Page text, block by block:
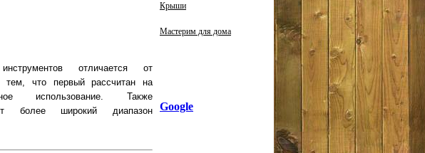
отличается от
тем, что первый рассчитан на
использование. Также
более широкий диапазон
Крыши
Мастерим для дома
Google